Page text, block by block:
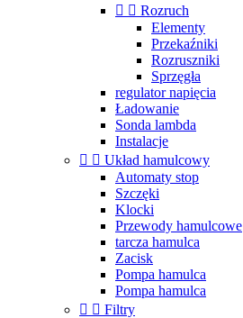
  Rozruch
Elementy
Przekaźniki
Rozruszniki
Sprzęgła
regulator napięcia
Ładowanie
Sonda lambda
Instalacje
  Układ hamulcowy
Automaty stop
Szczęki
Klocki
Przewody hamulcowe
tarcza hamulca
Zacisk
Pompa hamulca
Pompa hamulca
  Filtry